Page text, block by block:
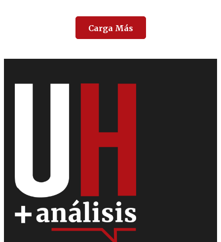
Carga Más